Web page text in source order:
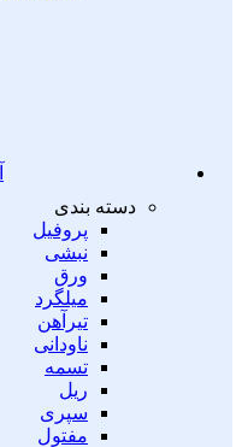
دسته بندی
پروفیل
نبشی
ورق
میلگرد
تیرآهن
ناودانی
تسمه
ریل
سپری
مفتول